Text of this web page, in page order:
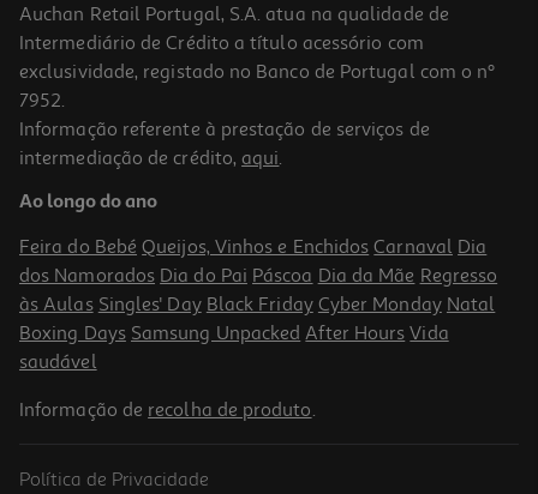
4.6
Comida Húmida Para Gato Auchan Terrina Com Vaca Com
Frango E Com Atum 6x400g
2.27 €/Kg
5,45 €
Auchan Retail Portugal, S.A. atua na qualidade de
Intermediário de Crédito a título acessório com
exclusividade, registado no Banco de Portugal com o nº
7952.
Informação referente à prestação de serviços de
intermediação de crédito, aqui.
Ao longo do ano
Feira do Bebé Queijos, Vinhos e Enchidos Carnaval Dia
dos Namorados Dia do Pai Páscoa Dia da Mãe Regresso
às Aulas Singles' Day Black Friday Cyber Monday Natal
Boxing Days Samsung Unpacked After Hours Vida
saudável
Informação de recolha de produto.
Política de Privacidade